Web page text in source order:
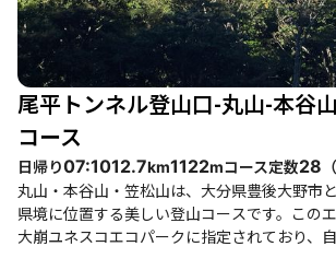
尾平トンネル登山口-丸山-本谷
コース
日帰り07:1012.7km1122mコース定数28 （
丸山・本谷山・笠松山は、大分県豊後大野市
県境に位置する美しい登山コースです。この
大崩ユネスコエコパークに指定されており、